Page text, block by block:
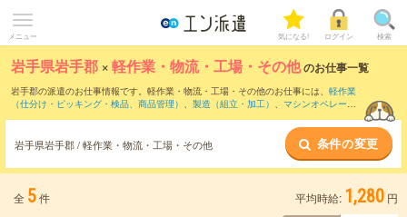
メニュー 気になる! ログイン 検索
岩手県岩手郡 ×軽作業・物流・工場・その他のお仕事一覧
岩手郡の派遣のお仕事情報です。軽作業・物流・工場・その他のお仕事には、 軽作業
（仕分け・ピッキング・検品、商品管理） 、 製造（組立・加工） 、 マシンオペレータ
岩手県岩手郡 / 軽作業・物流・工場・その他 条件の変更
全 5件 平均時給: 1,280 円